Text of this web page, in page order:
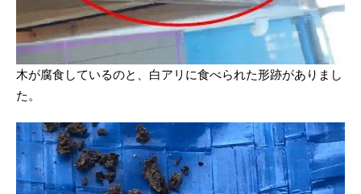
木が腐食しているのと、白アリに食べられた形跡がありまし
た。